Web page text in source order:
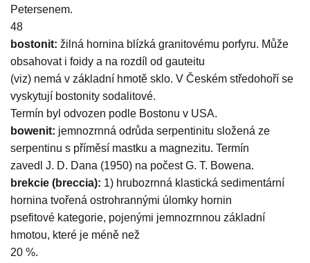
Petersenem.
48
bostonit: žilná hornina blízká granitovému porfyru. Může
obsahovat i foidy a na rozdíl od gauteitu
(viz) nemá v základní hmotě sklo. V Českém středohoří se
vyskytují bostonity sodalitové.
Termín byl odvozen podle Bostonu v USA.
bowenit: jemnozrnná odrůda serpentinitu složená ze
serpentinu s příměsí mastku a magnezitu. Termín
zavedl J. D. Dana (1950) na počest G. T. Bowena.
brekcie (breccia): 1) hrubozrnná klastická sedimentární
hornina tvořená ostrohrannými úlomky hornin
psefitové kategorie, pojenými jemnozrnnou základní
hmotou, které je méně než
20 %.